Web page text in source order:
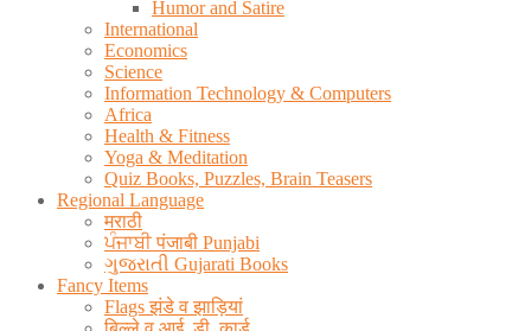
Humor and Satire
International
Economics
Science
Information Technology & Computers
Africa
Health & Fitness
Yoga & Meditation
Quiz Books, Puzzles, Brain Teasers
Regional Language
मराठी
ਪੰਜਾਬੀ पंजाबी Punjabi
ગુજરાતી Gujarati Books
Fancy Items
Flags झंडे व झाड़ियां